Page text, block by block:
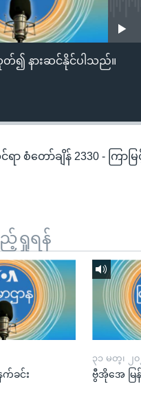
တ်၍ နားဆင်နိုင်ပါသည်။
စံတော်ချိန် 2330 - ကြာမြ
ရှုရန်
က်ခင်း
၃၁ မတ္၊ ၂
ဗွီအိုအေ မြ